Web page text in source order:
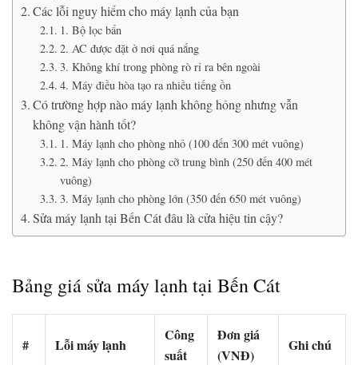
Các lỗi nguy hiểm cho máy lạnh của bạn
1. Bộ lọc bẩn
2. AC được đặt ở nơi quá nắng
3. Không khí trong phòng rò rỉ ra bên ngoài
4. Máy điều hòa tạo ra nhiều tiếng ồn
Có trường hợp nào máy lạnh không hỏng nhưng vẫn
không vận hành tốt?
1. Máy lạnh cho phòng nhỏ (100 đến 300 mét vuông)
2. Máy lạnh cho phòng cỡ trung bình (250 đến 400 mét
vuông)
3. Máy lạnh cho phòng lớn (350 đến 650 mét vuông)
Sửa máy lạnh tại Bến Cát đâu là cửa hiệu tin cậy?
Bảng giá sửa máy lạnh tại Bến Cát
# Lỗi máy lạnh
Công
suất
Đơn giá
(VNĐ)
Ghi chú